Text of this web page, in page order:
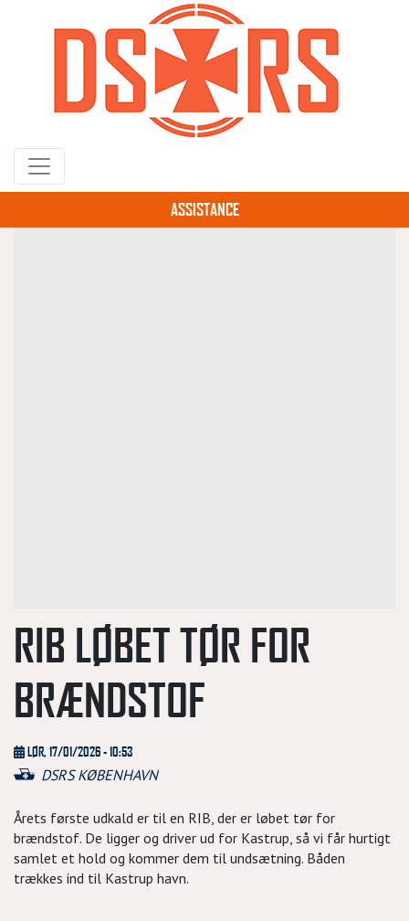
hovedindhold
ASSISTANCE
RIB LØBET TØR FOR
BRÆNDSTOF
LØR, 17/01/2026 - 10:53
DSRS KØBENHAVN
Årets første udkald er til en RIB, der er løbet tør for
brændstof. De ligger og driver ud for Kastrup, så vi får hurtigt
samlet et hold og kommer dem til undsætning. Båden
trækkes ind til Kastrup havn.